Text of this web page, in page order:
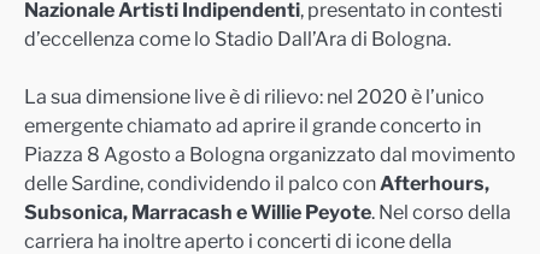
Nazionale Artisti Indipendenti, presentato in contesti
d’eccellenza come lo Stadio Dall’Ara di Bologna.
La sua dimensione live è di rilievo: nel 2020 è l’unico
emergente chiamato ad aprire il grande concerto in
Piazza 8 Agosto a Bologna organizzato dal movimento
delle Sardine, condividendo il palco con Afterhours,
Subsonica, Marracash e Willie Peyote. Nel corso della
carriera ha inoltre aperto i concerti di icone della